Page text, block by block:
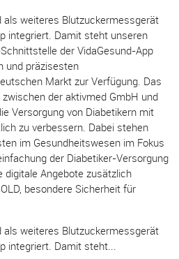
als weiteres Blutzuckermessgerät
integriert. Damit steht unseren
der VidaGesund-App
und präzisesten
Markt zur Verfügung. Das
der aktivmed GmbH und
Versorgung von Diabetikern mit
zu verbessern. Dabei stehen
im Gesundheitswesen im Fokus
der Diabetiker-Versorgung
Angebote zusätzlich
besondere Sicherheit für
als weiteres Blutzuckermessgerät
integriert. Damit steht...